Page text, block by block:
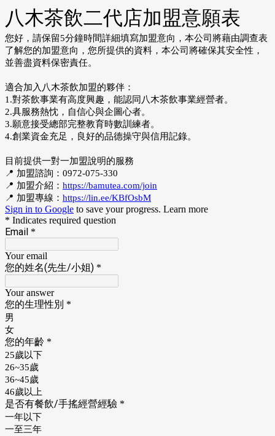
八木茶飲二代店加盟意願表
您好，請保留5分鐘時間詳細填寫加盟意向，本公司將藉由調查表
了解您的加盟意向，您所提供的資料，本公司將確保其安全性，
並善盡資料保密責任。
適合加入八木茶飲加盟的夥伴：
1.對茶飲事業有高度興趣，能認同八木茶飲事業經營者。
2.具服務熱忱，自信心與企圖心者。
3.願意接受總部完整教育時數訓練者。
4.創業資金充足，良好的品德操守與信用記錄。
目前提供一對一加盟說明的服務
📍 加盟諮詢：0972-075-330
📍 加盟介紹： https://bamutea.com/join
📍 加盟專線： https://lin.ee/KBfOsbM
Sign in to Google to save your progress. Learn more
* Indicates required question
Email *
Your email
您的姓名(先生/小姐) *
Your answer
您的生理性別 *
男
女
您的年齡 *
25歲以下
26~35歲
36~45歲
46歲以上
是否有餐飲/手搖經營經驗 *
一年以下
一至三年